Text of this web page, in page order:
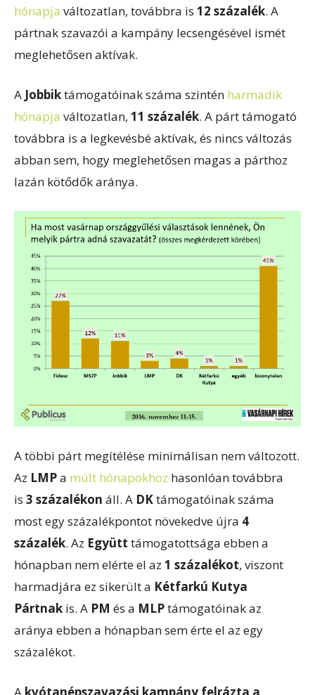
hónapja változatlan, továbbra is 12 százalék. A
pártnak szavazói a kampány lecsengésével ismét
meglehetősen aktívak.
A Jobbiktámogatóinak száma szintén harmadik
hónapja változatlan, 11 százalék. A párt támogató
továbbra is a legkevésbé aktívak, és nincs változás
abban sem, hogy meglehetősen magas a párthoz
lazán kötődők aránya.
A többi párt megítélése minimálisan nem változott.
Az LMPa múlt hónapokhoz hasonlóan továbbra
is 3 százalékon áll. A DKtámogatóinak száma
most egy százalékpontot növekedve újra 4
százalék. Az Együtt támogatottsága ebben a
hónapban nem elérte el az 1 százalékot, viszont
harmadjára ez sikerült a Kétfarkú Kutya
Pártnak is. A PM és a MLPtámogatóinak az
aránya ebben a hónapban sem érte el az egy
százalékot.